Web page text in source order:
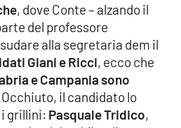
, dove Conte – alzando il
del professore
alla segretaria dem il
Giani e Ricci, ecco che
e Campania sono
il candidato lo
grillini: Pasquale Tridico,